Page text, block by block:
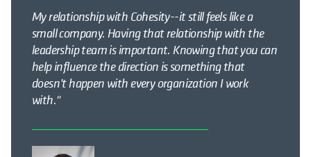
My relationship with Cohesity--it still feels like a
small company. Having that relationship with the
leadership team is important. Knowing that you can
help influence the direction is something that
doesn’t happen with every organization I work
with."